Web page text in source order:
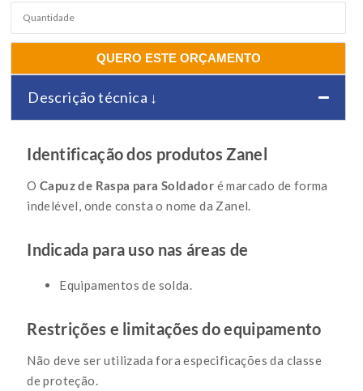
QUERO ESTE ORÇAMENTO
Descrição técnica ↓
Identificação dos produtos Zanel
OCapuz de Raspa para Soldador é marcado de forma
indelével, onde consta o nome da Zanel.
Indicada para uso nas áreas de
Equipamentos de solda.
Restrições e limitações do equipamento
Não deve ser utilizada fora especificações da classe
de proteção.